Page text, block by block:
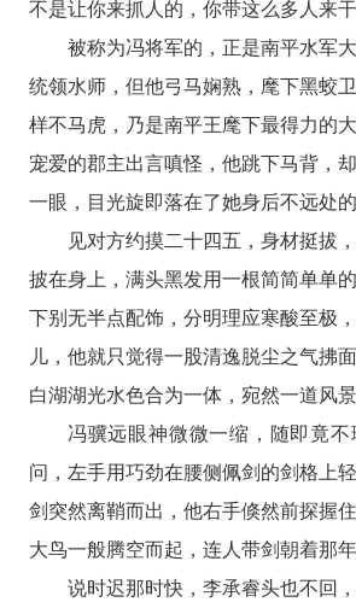
不是让你来抓人的，你带这么多人来
被称为冯将军的，正是南平水军
统领水师，但他弓马娴熟，麾下黑蛟
样不马虎，乃是南平王麾下最得力的
宠爱的郡主出言嗔怪，他跳下马背，
一眼，目光旋即落在了她身后不远处的
见对方约摸二十四五，身材挺拔
披在身上，满头黑发用一根简简单单
下别无半点配饰，分明理应寒酸至极
儿，他就只觉得一股清逸脱尘之气拂
白湖湖光水色合为一体，宛然一道风景
冯骥远眼神微微一缩，随即竟
问，左手用巧劲在腰侧佩剑的剑格上
剑突然离鞘而出，他右手倏然前探握
大鸟一般腾空而起，连人带剑朝着那
说时迟那时快，李承睿头也不回